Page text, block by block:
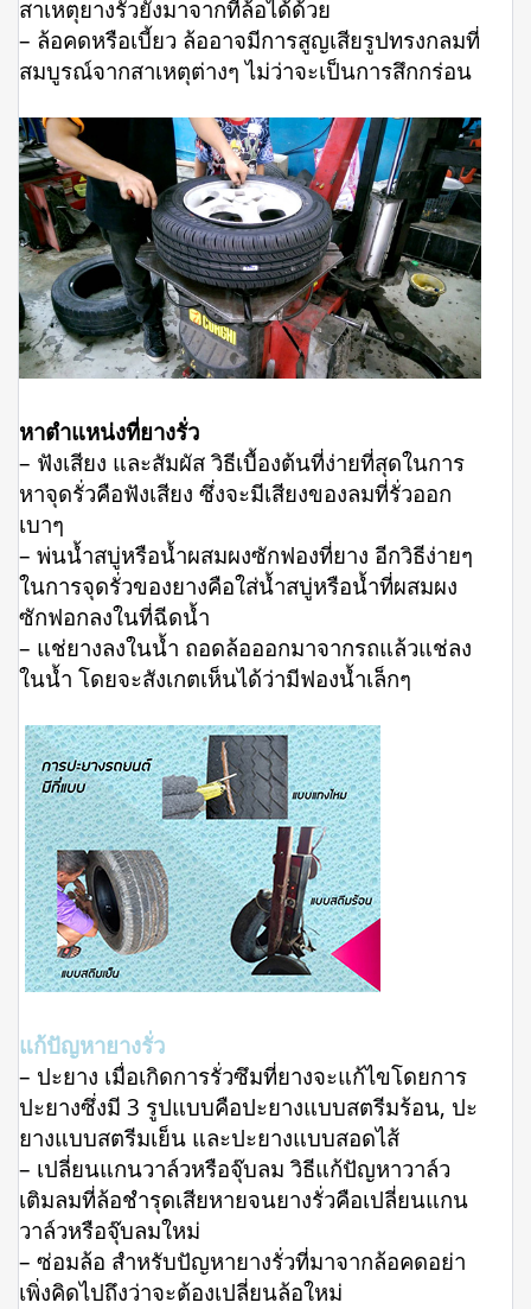
สาเหตุยางรั่วยังมาจากที่ล้อได้ด้วย
– ล้อคดหรือเบี้ยว ล้ออาจมีการสูญเสียรูปทรงกลมที่
สมบูรณ์จากสาเหตุต่างๆ ไม่ว่าจะเป็นการสึกกร่อน
หาตำแหน่งที่ยางรั่ว
– ฟังเสียง และสัมผัส วิธีเบื้องต้นที่ง่ายที่สุดในการ
หาจุดรั่วคือฟังเสียง ซึ่งจะมีเสียงของลมที่รั่วออก
เบาๆ
– พ่นน้ำสบู่หรือน้ำผสมผงซักฟองที่ยาง อีกวิธีง่ายๆ
ในการจุดรั่วของยางคือใส่น้ำสบู่หรือน้ำที่ผสมผง
ซักฟอกลงในที่ฉีดน้ำ
– แช่ยางลงในน้ำ ถอดล้อออกมาจากรถแล้วแช่ลง
ในน้ำ โดยจะสังเกตเห็นได้ว่ามีฟองน้ำเล็กๆ
แก้ปัญหายางรั่ว
– ปะยาง เมื่อเกิดการรั่วซึมที่ยางจะแก้ไขโดยการ
ปะยางซึ่งมี 3 รูปแบบคือปะยางแบบสตรีมร้อน, ปะ
ยางแบบสตรีมเย็น และปะยางแบบสอดไส้
– เปลี่ยนแกนวาล์วหรือจุ๊บลม วิธีแก้ปัญหาวาล์ว
เติมลมที่ล้อชำรุดเสียหายจนยางรั่วคือเปลี่ยนแกน
วาล์วหรือจุ๊บลมใหม่
– ซ่อมล้อ สำหรับปัญหายางรั่วที่มาจากล้อคดอย่า
เพิ่งคิดไปถึงว่าจะต้องเปลี่ยนล้อใหม่